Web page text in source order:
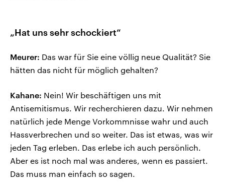
„Hat uns sehr schockiert“
Meurer: Das war für Sie eine völlig neue Qualität? Sie
hätten das nicht für möglich gehalten?
Kahane: Nein! Wir beschäftigen uns mit
Antisemitismus. Wir recherchieren dazu. Wir nehmen
natürlich jede Menge Vorkommnisse wahr und auch
Hassverbrechen und so weiter. Das ist etwas, was wir
jeden Tag erleben. Das erlebe ich auch persönlich.
Aber es ist noch mal was anderes, wenn es passiert.
Das muss man einfach so sagen.